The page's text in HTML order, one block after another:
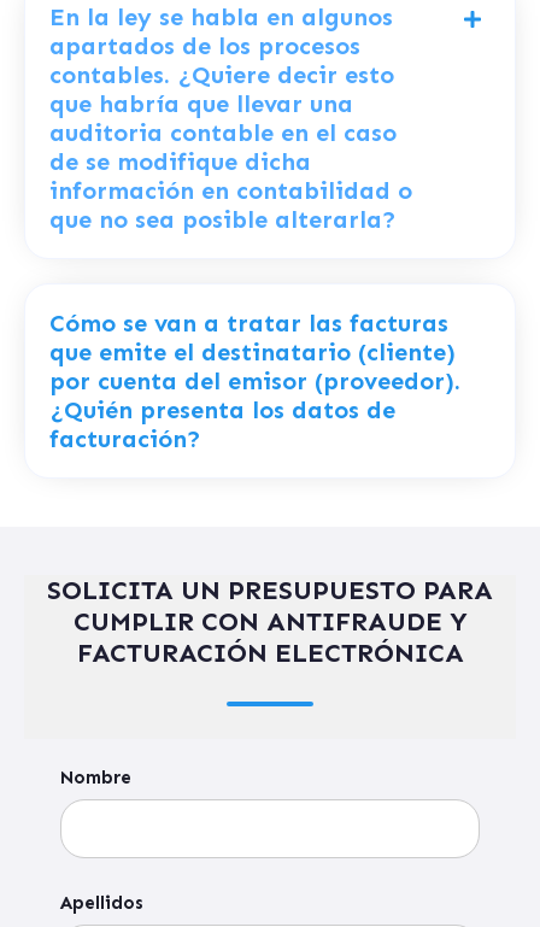
En la ley se habla en algunos
apartados de los procesos
contables. ¿Quiere decir esto
que habría que llevar una
auditoria contable en el caso
de se modifique dicha
información en contabilidad o
que no sea posible alterarla?
Cómo se van a tratar las facturas
que emite el destinatario (cliente)
por cuenta del emisor (proveedor).
¿Quién presenta los datos de
facturación?
SOLICITA UN PRESUPUESTO PARA
CUMPLIR CON ANTIFRAUDE Y
FACTURACIÓN ELECTRÓNICA
Nombre
Apellidos